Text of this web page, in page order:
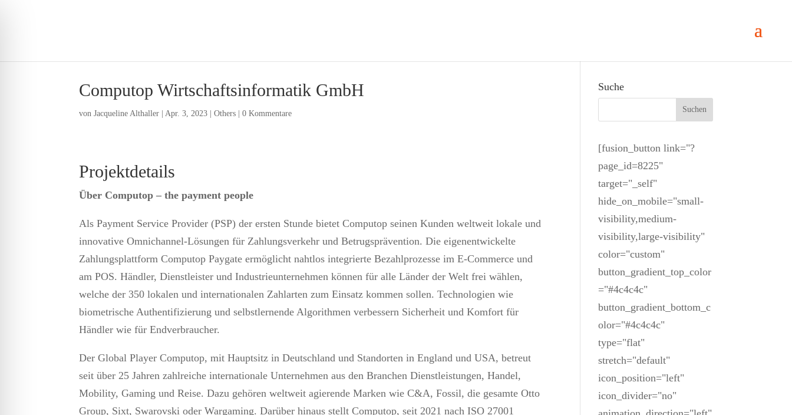
Computop Wirtschaftsinformatik GmbH
vonJacqueline Althaller |Apr. 3, 2023 |Others |0 Kommentare
Projektdetails
Über Computop – the payment people
Als Payment Service Provider (PSP) der ersten Stunde bietet Computop seinen Kunden weltweit lokale und
innovative Omnichannel-Lösungen für Zahlungsverkehr und Betrugsprävention. Die eigenentwickelte
Zahlungsplattform Computop Paygate ermöglicht nahtlos integrierte Bezahlprozesse im E-Commerce und
am POS. Händler, Dienstleister und Industrieunternehmen können für alle Länder der Welt frei wählen,
welche der 350 lokalen und internationalen Zahlarten zum Einsatz kommen sollen. Technologien wie
biometrische Authentifizierung und selbstlernende Algorithmen verbessern Sicherheit und Komfort für
Händler wie für Endverbraucher.
Der Global Player Computop, mit Hauptsitz in Deutschland und Standorten in England und USA, betreut
seit über 25 Jahren zahlreiche internationale Unternehmen aus den Branchen Dienstleistungen, Handel,
Mobility, Gaming und Reise. Dazu gehören weltweit agierende Marken wie C&A, Fossil, die gesamte Otto
Group, Sixt, Swarovski oder Wargaming. Darüber hinaus stellt Computop, seit 2021 nach ISO 27001
Suche
[fusion_button link="?
page_id=8225"
target="_self"
hide_on_mobile="small-
visibility,medium-
visibility,large-visibility"
color="custom"
button_gradient_top_color
="#4c4c4c"
button_gradient_bottom_c
olor="#4c4c4c"
type="flat"
stretch="default"
icon_position="left"
icon_divider="no"